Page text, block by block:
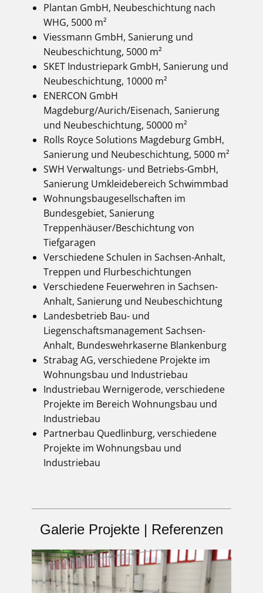
Plantan GmbH, Neubeschichtung nach
WHG, 5000 m²
Viessmann GmbH, Sanierung und
Neubeschichtung, 5000 m²
SKET Industriepark GmbH, Sanierung und
Neubeschichtung, 10000 m²
ENERCON GmbH
Magdeburg/Aurich/Eisenach, Sanierung
und Neubeschichtung, 50000 m²
Rolls Royce Solutions Magdeburg GmbH,
Sanierung und Neubeschichtung, 5000 m²
SWH Verwaltungs- und Betriebs-GmbH,
Sanierung Umkleidebereich Schwimmbad
Wohnungsbaugesellschaften im
Bundesgebiet, Sanierung
Treppenhäuser/Beschichtung von
Tiefgaragen
Verschiedene Schulen in Sachsen-Anhalt,
Treppen und Flurbeschichtungen
Verschiedene Feuerwehren in Sachsen-
Anhalt, Sanierung und Neubeschichtung
Landesbetrieb Bau- und
Liegenschaftsmanagement Sachsen-
Anhalt, Bundeswehrkaserne Blankenburg
Strabag AG, verschiedene Projekte im
Wohnungsbau und Industriebau
Industriebau Wernigerode, verschiedene
Projekte im Bereich Wohnungsbau und
Industriebau
Partnerbau Quedlinburg, verschiedene
Projekte im Wohnungsbau und
Industriebau
Galerie Projekte | Referenzen